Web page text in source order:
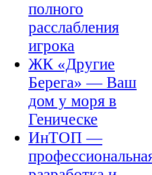
полного
расслабления
игрока
ЖК «Другие
Берега» — Ваш
дом у моря в
Геническе
ИнТОП —